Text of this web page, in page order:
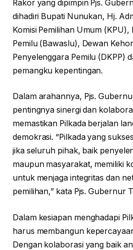
Rakor yang dipimpin Pjs.
dihadiri Bupati Nunukan, Hj.
Komisi Pemilihan Umum (KPU),
Pemilu (Bawaslu), Dewan
Penyelenggara Pemilu (DKPP)
pemangku kepentingan.
Dalam arahannya, Pjs.
pentingnya sinergi dan
memastikan Pilkada berjalan
demokrasi. “Pilkada yang
jika seluruh pihak, baik
maupun masyarakat, memiliki
untuk menjaga integritas dan
pemilihan,” kata Pjs. Gubernur
Dalam kesiapan menghadapi
harus membangun
Dengan kolaborasi yang baik